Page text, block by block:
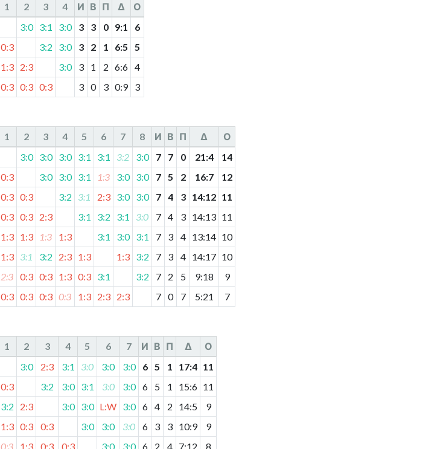
1 2 3 4 И В П Δ
О
3:0 3:1 3:0 3 3 0 9:1
6
0:3 3:2 3:0 3 2 1 6:5
5
1:3 2:3 3:0 3 1 2 6:6 4
0:3 0:3 0:3 3 0 3 0:9 3
1 2 3 4 5 6 7 8 И В П Δ
О
3:0 3:0 3:0 3:1 3:1 3:2 3:0 7 7 0 21:4
14
0:3 3:0 3:0 3:1 1:3 3:0 3:0 7 5 2 16:7
12
0:3 0:3 3:2 3:1 2:3 3:0 3:0 7 4 3 14:12 11
0:3 0:3 2:3 3:1 3:2 3:1 3:0 7 4 3 14:13 11
1:3 1:3 1:3 1:3 3:1 3:0 3:1 7 3 4 13:14 10
1:3 3:1 3:2 2:3 1:3 1:3 3:2 7 3 4 14:17 10
2:3 0:3 0:3 1:3 0:3 3:1 3:2 7 2 5 9:18
9
0:3 0:3 0:3 0:3 1:3 2:3 2:3 7 0 7 5:21 7
1 2 3 4 5 6 7 И В П Δ
О
3:0 2:3 3:1 3:0 3:0 3:0 6 5 1 17:4 11
0:3 3:2 3:0 3:1 3:0 3:0 6 5 1 15:6 11
3:2 2:3 3:0 3:0 L:W 3:0 6 4 2 14:5
9
1:3 0:3 0:3 3:0 3:0 3:0 6 3 3 10:9
9
0:3 1:3 0:3 0:3 3:0 3:0 6 2 4 7:12 8